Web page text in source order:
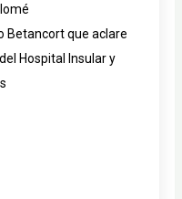
Betancort que aclare
Hospital Insular y